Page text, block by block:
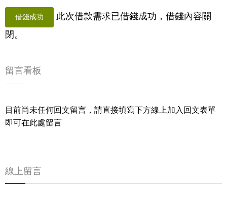
借錢成功
此次借款需求已借錢成功，借錢內容關
閉。
留言看板
目前尚未任何回文留言，請直接填寫下方線上加入回文表單
即可在此處留言
線上留言